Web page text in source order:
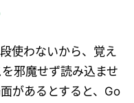
使わないから、覚え
邪魔せず読み込ませ
があるとすると、Go